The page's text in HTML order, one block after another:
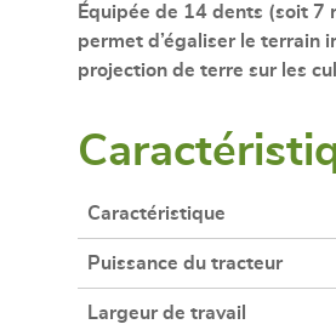
Équipée de 14 dents (soit 7
permet d’égaliser le terrain
projection de terre sur les
Caractéristique
Puissance du tracteur
Largeur de travail